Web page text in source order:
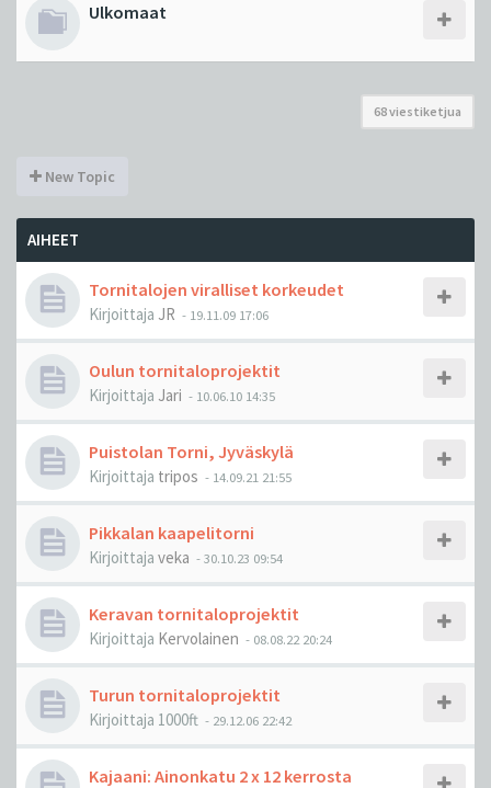
Ulkomaat
68 viestiketjua
New Topic
AIHEET
Tornitalojen viralliset korkeudet
Kirjoittaja JR - 19.11.09 17:06
Oulun tornitaloprojektit
Kirjoittaja Jari - 10.06.10 14:35
Puistolan Torni, Jyväskylä
Kirjoittaja tripos - 14.09.21 21:55
Pikkalan kaapelitorni
Kirjoittaja veka -30.10.23 09:54
Keravan tornitaloprojektit
Kirjoittaja Kervolainen - 08.08.22 20:24
Turun tornitaloprojektit
Kirjoittaja 1000ft - 29.12.06 22:42
Kajaani: Ainonkatu 2 x 12 kerrosta